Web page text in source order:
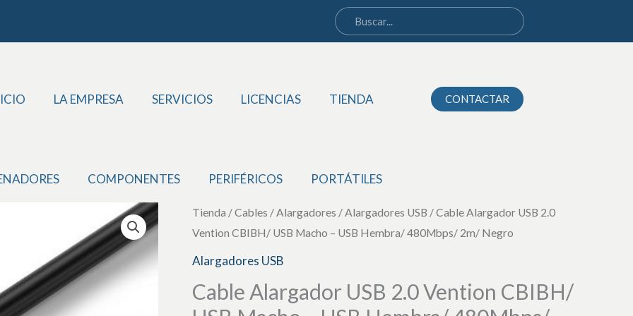
LA EMPRESA SERVICIOS LICENCIAS TIENDA CONTACTAR
COMPONENTES PERIFÉRICOS PORTÁTILES
Tienda /Cables /Alargadores /Alargadores USB / Cable Alargador USB 2.0
Vention CBIBH/ USB Macho – USB Hembra/ 480Mbps/ 2m/ Negro
Alargadores USB
Cable Alargador USB 2.0 Vention CBIBH/
Cable
Alargador
USB
Vention
2.0
Vention
2m/
Negro